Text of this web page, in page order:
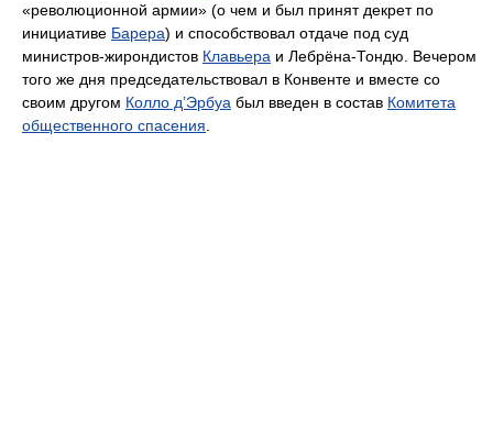
«революционной армии» (о чем и был принят декрет по
инициативе Барера) и способствовал отдаче под суд
министров-жирондистов Клавьера и Лебрёна-Тондю. Вечером
того же дня председательствовал в Конвенте и вместе со
своим другом Колло д’Эрбуа был введен в состав Комитета
общественного спасения